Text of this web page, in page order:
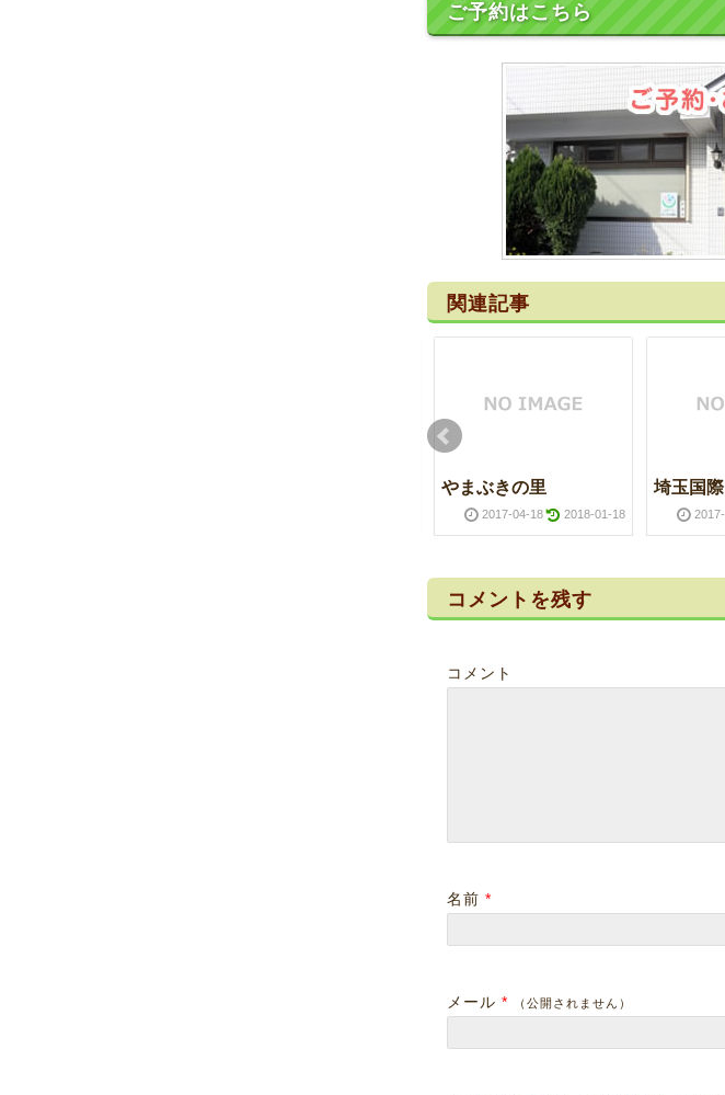
ご予約はこちら
関連記事
やまぶきの里
2017-04-18 2018-01-18
埼玉国
コメントを残す
コメント
名前 *
メール * （公開されません）